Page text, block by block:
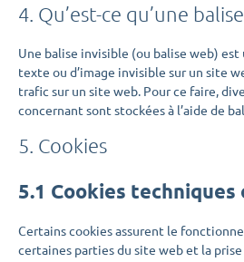
4. Qu’est-ce qu’une
Une balise invisible (ou balise web)
texte ou d’image invisible sur un site
trafic sur un site web. Pour ce faire,
concernant sont stockées à l’aide de
5. Cookies
5.1 Cookies
Certains cookies assurent le
certaines parties du site web et la